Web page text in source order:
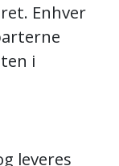
Enhver
i
leveres